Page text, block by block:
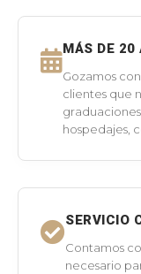
MÁS DE 20
Gozamos
clientes que
hospedajes,
SERVICIO
Contamos
necesario